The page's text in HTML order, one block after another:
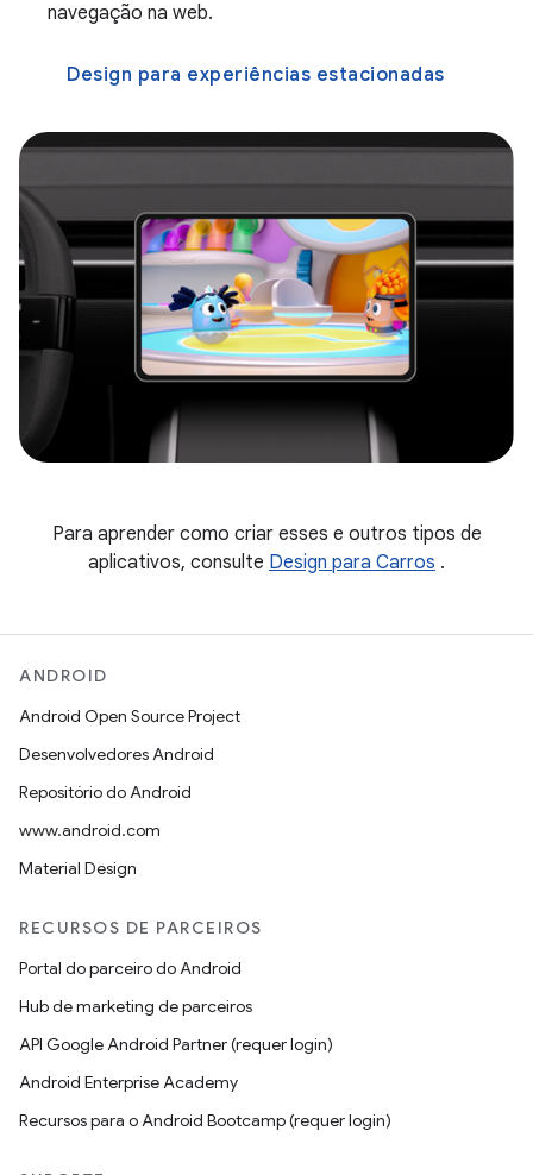
navegação na web.
Design para experiências estacionadas
Para aprender como criar esses e outros tipos de
aplicativos, consulte Design para Carros .
ANDROID
Android Open Source Project
Desenvolvedores Android
Repositório do Android
www.android.com
Material Design
RECURSOS DE PARCEIROS
Portal do parceiro do Android
Hub de marketing de parceiros
API Google Android Partner (requer login)
Android Enterprise Academy
Recursos para o Android Bootcamp (requer login)